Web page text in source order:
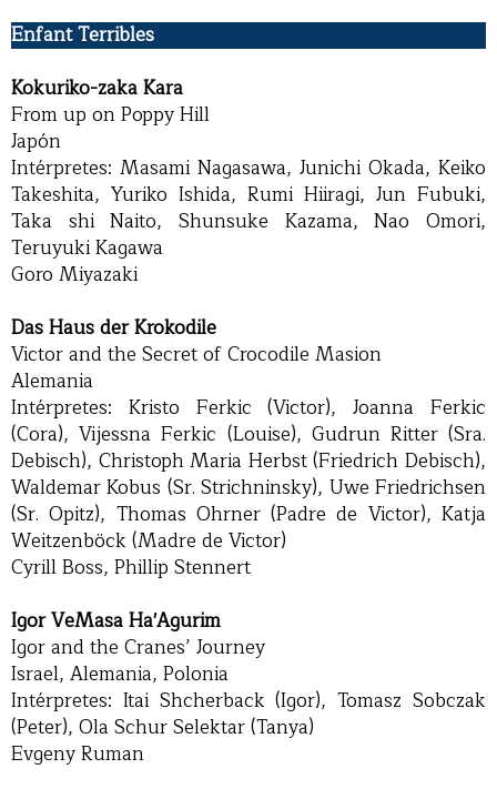
Enfant Terribles
Kokuriko-zaka Kara
From up on Poppy Hill
Japón
Intérpretes: Masami Nagasawa, Junichi Okada, Keiko
Takeshita, Yuriko Ishida, Rumi Hiiragi, Jun Fubuki,
Taka shi Naito, Shunsuke Kazama, Nao Omori,
Teruyuki Kagawa
Goro Miyazaki
Das Haus der Krokodile
Victor and the Secret of Crocodile Masion
Alemania
Intérpretes: Kristo Ferkic (Victor), Joanna Ferkic
(Cora), Vijessna Ferkic (Louise), Gudrun Ritter (Sra.
Debisch), Christoph Maria Herbst (Friedrich Debisch),
Waldemar Kobus (Sr. Strichninsky), Uwe Friedrichsen
(Sr. Opitz), Thomas Ohrner (Padre de Victor), Katja
Weitzenböck (Madre de Victor)
Cyrill Boss, Phillip Stennert
Igor VeMasa Ha'Agurim
Igor and the Cranes’ Journey
Israel, Alemania, Polonia
Intérpretes: Itai Shcherback (Igor), Tomasz Sobczak
(Peter), Ola Schur Selektar (Tanya)
Evgeny Ruman